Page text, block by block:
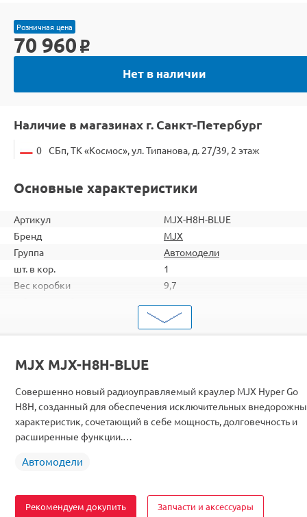
Розничная цена
70 960 o
Нет в наличии
Наличие в магазинах г. Санкт-Петербург
0 СБп, ТК «Космос», ул. Типанова, д. 27/39, 2 этаж
Основные характеристики
Артикул
MJX-H8H-BLUE
Бренд
MJX
Группа
Автомодели
шт. в кор.
1
Вес коробки
9,7
2000000271330
Масштаб
Аккумулятор
MJX MJX-H8H-BLUE
Совершенно новый радиоуправляемый краулер MJX Hyper Go
H8H, созданный для обеспечения исключительных
характеристик, сочетающий в себе мощность, долговечность и
расширенные функции.…
Автомодели
Рекомендуем докупить Запчасти и аксессуары